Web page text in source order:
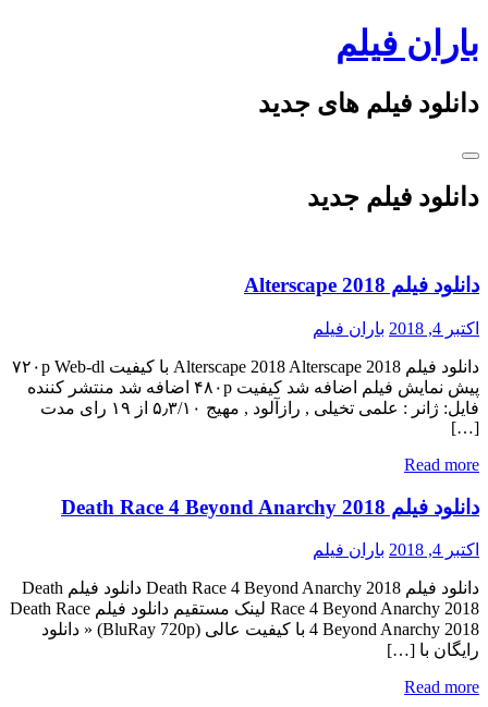
Skip
to
content
باران فیلم
دانلود فیلم های جدید
دانلود فیلم جدید
دانلود فیلم Alterscape 2018
اکتبر 4, 2018 باران فیلم
دانلود فیلم Alterscape 2018 Alterscape 2018 با کیفیت ۷۲۰p Web-dl
پیش نمایش فیلم اضافه شد کیفیت ۴۸۰p اضافه شد منتشر کننده
فایل: ژانر : علمی تخیلی , رازآلود , مهیج ۵٫۳/۱۰ از ۱۹ رای مدت
[…]
Read more
دانلود فیلم Death Race 4 Beyond Anarchy 2018
اکتبر 4, 2018 باران فیلم
دانلود فیلم Death Race 4 Beyond Anarchy 2018 دانلود فیلم Death
Race 4 Beyond Anarchy 2018 لینک مستقیم دانلود فیلم Death Race
4 Beyond Anarchy 2018 با کیفیت عالی (BluRay 720p) « دانلود
رایگان با […]
Read more